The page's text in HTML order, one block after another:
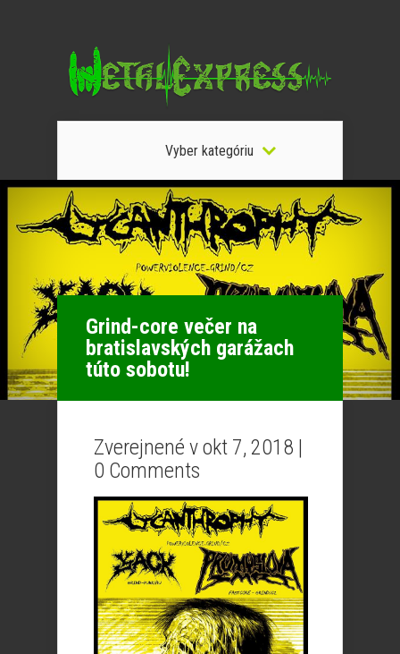
Vyber kategóriu
Grind-core večer na
bratislavských garážach
túto sobotu!
Zverejnené v okt 7, 2018 |
0 Comments